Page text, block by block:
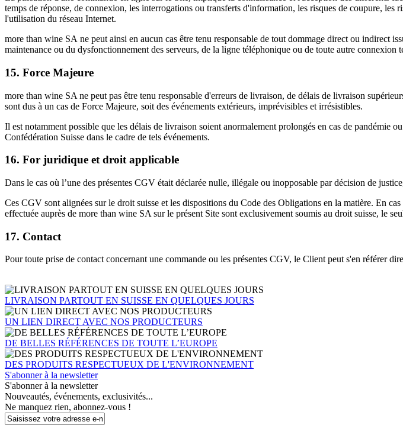
temps de réponse, de connexion, les interrogations ou transferts d'information, les risques de coupure,
l'utilisation du réseau Internet.
more than wine SA ne peut ainsi en aucun cas être tenu responsable de tout dommage direct ou indirect
maintenance ou du dysfonctionnement des serveurs, de la ligne téléphonique ou de toute autre
15. Force Majeure
more than wine SA ne peut pas être tenu responsable d'erreurs de livraison, de délais de livraison
sont dus à un cas de Force Majeure, soit des événements extérieurs, imprévisibles et irrésistibles.
Il est notamment possible que les délais de livraison soient anormalement prolongés en cas de pandémie
Confédération Suisse dans le cadre de tels événements.
16. For juridique et droit applicable
Dans le cas où l’une des présentes CGV était déclarée nulle, illégale ou inopposable par décision de
Ces CGV sont alignées sur le droit suisse et les dispositions du Code des Obligations en la matière. En
effectuée auprès de more than wine SA sur le présent Site sont exclusivement soumis au droit suisse, le
17. Contact
Pour toute prise de contact concernant une commande ou les présentes CGV, le Client peut s'en référer
LIVRAISON PARTOUT EN SUISSE EN QUELQUES JOURS
UN LIEN DIRECT AVEC NOS PRODUCTEURS
DE BELLES RÉFÉRENCES DE TOUTE L’EUROPE
DES PRODUITS RESPECTUEUX DE L'ENVIRONNEMENT
S'abonner à la newsletter
S'abonner à la newsletter
Nouveautés, événements, exclusivités...
Ne manquez rien, abonnez-vous !